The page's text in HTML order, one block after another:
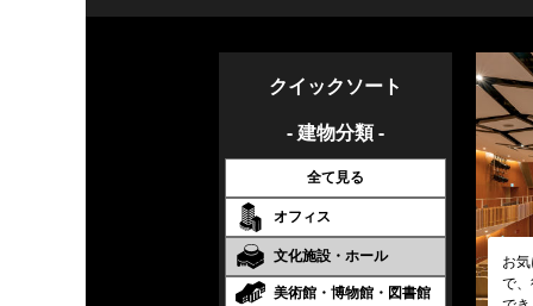
クイックソート
- 建物分類 -
全て見る
オフィス
文化施設・ホール
美術館・博物館・図書館
お
で